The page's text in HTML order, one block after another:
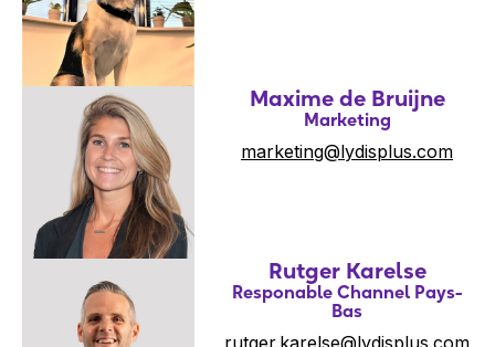
Maxime de Bruijne
Marketing
marketing@lydisplus.com
Rutger Karelse
Responable Channel Pays-
Bas
rutger.karelse@lydisplus.com